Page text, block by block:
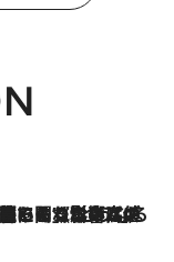
峡封鎖による影響はいつまで続く？《エネルギー専門家に聞く“どうなる日本の暮らし”》